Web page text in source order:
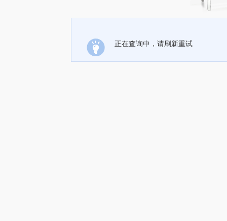
正在查询中，请刷新重试